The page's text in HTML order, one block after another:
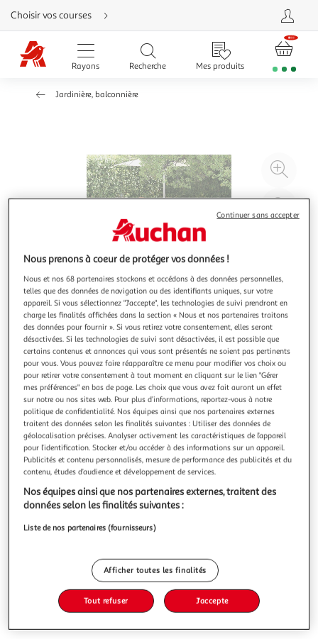
Aller
directement
au
contenu
Aller
directement
Aller
d'aide
Choisir vos courses
Rayons Recherche Mes produits
Jardinière, balconnière
à
Illustration
précédente
Illustration
suivante
VIDAXL
Lit sureleve de jardin Acier enduit de poudre Argente
Ce lit sureleve de jardin serait un excellent choix pour les
amateurs de bricolage pour decorer leurs jardins, balcons
ou patios. Corps robuste : fabrique en acier enduit de
poudre avec des supports interieurs, ce pot de jardiniere est
extremement robuste et durable.Materiau de premiere
qualite : le
En savoir +
Vous voulez connaître le prix de ce produit ?
Afficher le prix
Caractéristiques
Nous prenons à coeur de protéger vos données !
Nous et nos 68 partenaires stockons et accédons à des données personnelles,
telles que des données de navigation ou des identifiants uniques, sur votre
appareil. Si vous sélectionnez "J'accepte", les technologies de suivi prendront en
charge les finalités affichées dans la section « Nous et nos partenaires traitons
des données pour fournir ». Si vous retirez votre consentement, elles seront
désactivées. Si les technologies de suivi sont désactivées, il est possible que
certains contenus et annonces qui vous sont présentés ne soient pas pertinents
pour vous. Vous pouvez faire réapparaître ce menu pour modifier vos choix ou
pour retirer votre consentement à tout moment en cliquant sur le lien "Gérer
mes préférences" en bas de page. Les choix que vous avez fait auront un effet
sur notre ou nos sites web. Pour plus d’informations, reportez-vous à notre
politique de confidentialité. Nos équipes ainsi que nos partenaires externes
traitent des données selon les finalités suivantes : Utiliser des données de
géolocalisation précises. Analyser activement les caractéristiques de l’appareil
pour l’identification. Stocker et/ou accéder à des informations sur un appareil.
Publicités et contenu personnalisés, mesure de performance des publicités et du
contenu, études d’audience et développement de services.
Nos équipes ainsi que nos partenaires externes, traitent des
données selon les finalités suivantes :
Liste de nos partenaires (fournisseurs)
Afficher toutes les finalités
Tout refuser J'accepte
Continuer sans accepter